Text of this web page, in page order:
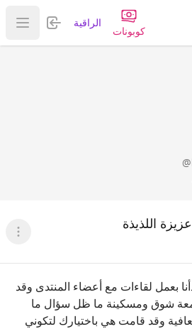
كوبونات
الراقية تسجيل
عرض
اللذيذة
عرض
بعمل لقاءات مع أعضاء المنتدى وقد
دمعة شوق ومسكينة ما ظل سؤال ما
وقد قامت هي باختيارك لتكوني